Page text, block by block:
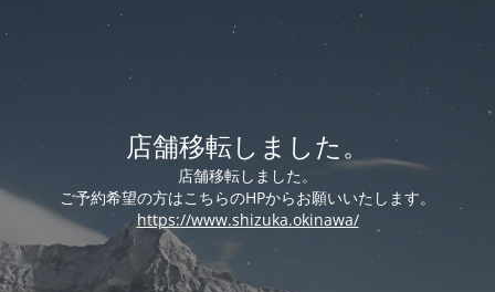
店舗移転しました。
店舗移転しました。
ご予約希望の方はこちらのHPからお願いいたします。
https://www.shizuka.okinawa/